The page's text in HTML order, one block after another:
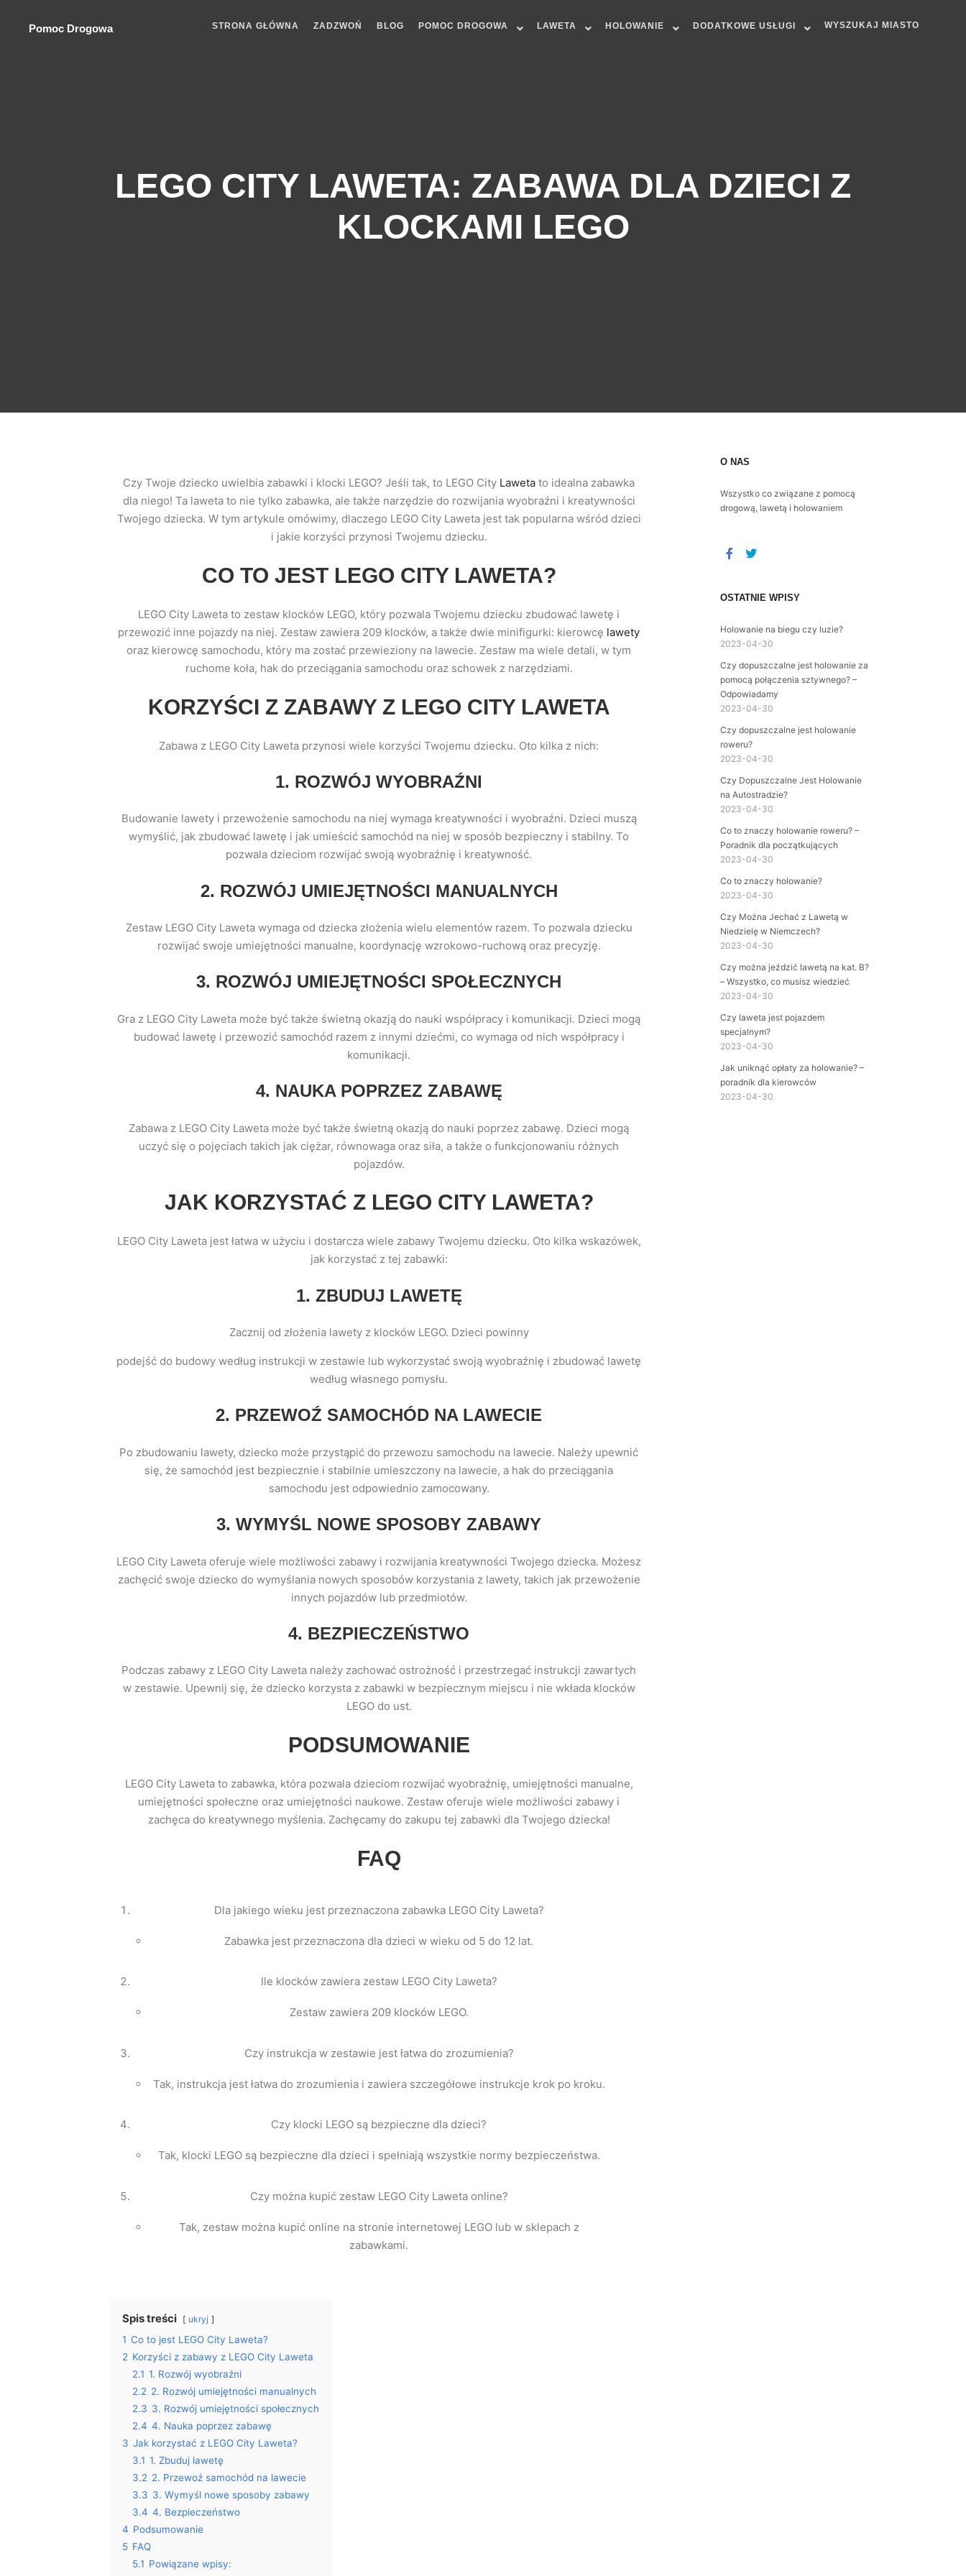
Pomoc Drogowa STRONA GŁÓWNA ZADZWOŃ BLOG POMOC DROGOWA LAWETA HOLOWANIE DODATKOWE USŁUGI WYSZUKAJ MIASTO
LEGO CITY LAWETA: ZABAWA DLA DZIECI Z
KLOCKAMI LEGO
Czy Twoje dziecko uwielbia zabawki i klocki LEGO? Jeśli tak, to LEGO City Laweta to idealna zabawka
dla niego! Ta laweta to nie tylko zabawka, ale także narzędzie do rozwijania wyobraźni i kreatywności
Twojego dziecka. W tym artykule omówimy, dlaczego LEGO City Laweta jest tak popularna wśród dzieci
i jakie korzyści przynosi Twojemu dziecku.
CO TO JEST LEGO CITY LAWETA?
LEGO City Laweta to zestaw klocków LEGO, który pozwala Twojemu dziecku zbudować lawetę i
przewozić inne pojazdy na niej. Zestaw zawiera 209 klocków, a także dwie minifigurki: kierowcę lawety
oraz kierowcę samochodu, który ma zostać przewieziony na lawecie. Zestaw ma wiele detali, w tym
ruchome koła, hak do przeciągania samochodu oraz schowek z narzędziami.
KORZYŚCI Z ZABAWY Z LEGO CITY LAWETA
Zabawa z LEGO City Laweta przynosi wiele korzyści Twojemu dziecku. Oto kilka z nich:
1. ROZWÓJ WYOBRAŹNI
Budowanie lawety i przewożenie samochodu na niej wymaga kreatywności i wyobraźni. Dzieci muszą
wymyślić, jak zbudować lawetę i jak umieścić samochód na niej w sposób bezpieczny i stabilny. To
pozwala dzieciom rozwijać swoją wyobraźnię i kreatywność.
2. ROZWÓJ UMIEJĘTNOŚCI MANUALNYCH
Zestaw LEGO City Laweta wymaga od dziecka złożenia wielu elementów razem. To pozwala dziecku
rozwijać swoje umiejętności manualne, koordynację wzrokowo-ruchową oraz precyzję.
3. ROZWÓJ UMIEJĘTNOŚCI SPOŁECZNYCH
Gra z LEGO City Laweta może być także świetną okazją do nauki współpracy i komunikacji. Dzieci mogą
budować lawetę i przewozić samochód razem z innymi dziećmi, co wymaga od nich współpracy i
komunikacji.
4. NAUKA POPRZEZ ZABAWĘ
Zabawa z LEGO City Laweta może być także świetną okazją do nauki poprzez zabawę. Dzieci mogą
uczyć się o pojęciach takich jak ciężar, równowaga oraz siła, a także o funkcjonowaniu różnych
pojazdów.
JAK KORZYSTAĆ Z LEGO CITY LAWETA?
LEGO City Laweta jest łatwa w użyciu i dostarcza wiele zabawy Twojemu dziecku. Oto kilka wskazówek,
jak korzystać z tej zabawki:
1. ZBUDUJ LAWETĘ
Zacznij od złożenia lawety z klocków LEGO. Dzieci powinny
podejść do budowy według instrukcji w zestawie lub wykorzystać swoją wyobraźnię i zbudować lawetę
według własnego pomysłu.
2. PRZEWOŹ SAMOCHÓD NA LAWECIE
Po zbudowaniu lawety, dziecko może przystąpić do przewozu samochodu na lawecie. Należy upewnić
się, że samochód jest bezpiecznie i stabilnie umieszczony na lawecie, a hak do przeciągania
samochodu jest odpowiednio zamocowany.
3. WYMYŚL NOWE SPOSOBY ZABAWY
LEGO City Laweta oferuje wiele możliwości zabawy i rozwijania kreatywności Twojego dziecka. Możesz
zachęcić swoje dziecko do wymyślania nowych sposobów korzystania z lawety, takich jak przewożenie
innych pojazdów lub przedmiotów.
4. BEZPIECZEŃSTWO
Podczas zabawy z LEGO City Laweta należy zachować ostrożność i przestrzegać instrukcji zawartych
w zestawie. Upewnij się, że dziecko korzysta z zabawki w bezpiecznym miejscu i nie wkłada klocków
LEGO do ust.
PODSUMOWANIE
LEGO City Laweta to zabawka, która pozwala dzieciom rozwijać wyobraźnię, umiejętności manualne,
umiejętności społeczne oraz umiejętności naukowe. Zestaw oferuje wiele możliwości zabawy i
zachęca do kreatywnego myślenia. Zachęcamy do zakupu tej zabawki dla Twojego dziecka!
FAQ
Dla jakiego wieku jest przeznaczona zabawka LEGO City Laweta?
Zabawka jest przeznaczona dla dzieci w wieku od 5 do 12 lat.
Ile klocków zawiera zestaw LEGO City Laweta?
Zestaw zawiera 209 klocków LEGO.
Czy instrukcja w zestawie jest łatwa do zrozumienia?
Tak, instrukcja jest łatwa do zrozumienia i zawiera szczegółowe instrukcje krok po kroku.
Czy klocki LEGO są bezpieczne dla dzieci?
Tak, klocki LEGO są bezpieczne dla dzieci i spełniają wszystkie normy bezpieczeństwa.
Czy można kupić zestaw LEGO City Laweta online?
Tak, zestaw można kupić online na stronie internetowej LEGO lub w sklepach z
zabawkami.
Spis treści ukryj
1 Co to jest LEGO City Laweta?
2 Korzyści z zabawy z LEGO City Laweta
2.1 1. Rozwój wyobraźni
2.2 2. Rozwój umiejętności manualnych
2.3 3. Rozwój umiejętności społecznych
2.4 4. Nauka poprzez zabawę
3 Jak korzystać z LEGO City Laweta?
3.1 1. Zbuduj lawetę
3.2 2. Przewoź samochód na lawecie
3.3 3. Wymyśl nowe sposoby zabawy
3.4 4. Bezpieczeństwo
4 Podsumowanie
5 FAQ
5.1 Powiązane wpisy:
O NAS
Wszystko co związane z pomocą
drogową, lawetą i holowaniem
OSTATNIE WPISY
Holowanie na biegu czy luzie?
2023-04-30
Czy dopuszczalne jest holowanie za
pomocą połączenia sztywnego? –
Odpowiadamy
2023-04-30
Czy dopuszczalne jest holowanie
roweru?
2023-04-30
Czy Dopuszczalne Jest Holowanie
na Autostradzie?
2023-04-30
Co to znaczy holowanie roweru? –
Poradnik dla początkujących
2023-04-30
Co to znaczy holowanie?
2023-04-30
Czy Można Jechać z Lawetą w
Niedzielę w Niemczech?
2023-04-30
Czy można jeździć lawetą na kat. B?
– Wszystko, co musisz wiedzieć
2023-04-30
Czy laweta jest pojazdem
specjalnym?
2023-04-30
Jak uniknąć opłaty za holowanie? –
poradnik dla kierowców
2023-04-30